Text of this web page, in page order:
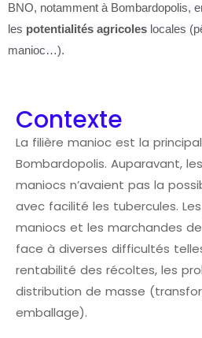
BNO, notamment à Bombardopolis,
les potentialités agricoles locales
manioc…).
Contexte
La filière manioc est la
Bombardopolis. Auparavant,
maniocs n’avaient pas la
avec facilité les tubercules.
maniocs et les marchandes
face à diverses difficultés
rentabilité des récoltes, les
distribution de masse
emballage).